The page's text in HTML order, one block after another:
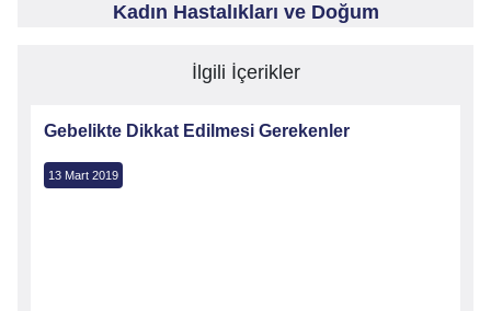
Kadın Hastalıkları ve Doğum
İlgili İçerikler
Gebelikte Dikkat Edilmesi Gerekenler
13 Mart 2019